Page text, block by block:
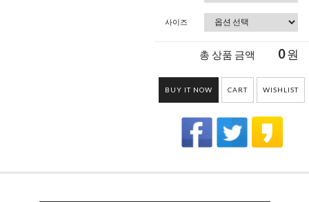
사이즈
총 상품 금액 0원
BUY IT NOW CART WISHLIST